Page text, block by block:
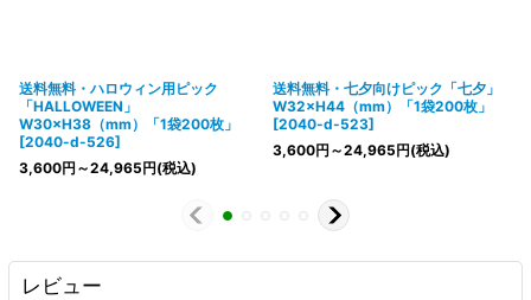
送料無料・ハロウィン用ピック
「HALLOWEEN」
W30×H38（mm）「1袋200枚」
[2040-d-526]
3,600円 ～24,965円(税込)
送料無料・七夕向けピック「七夕」
W32×H44（mm）「1袋200枚」
[2040-d-523]
3,600円 ～24,965円(税込)
レビュー